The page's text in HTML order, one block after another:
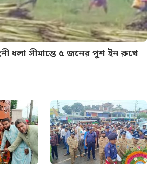
ধলা সীমান্তে ৫ জনের পুশ ইন রুখে